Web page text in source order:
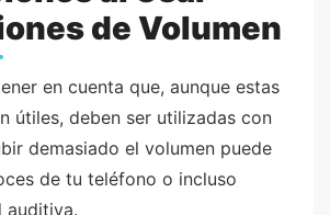
de Volumen
en cuenta que, aunque estas
útiles, deben ser utilizadas con
demasiado el volumen puede
de tu teléfono o incluso
auditiva.